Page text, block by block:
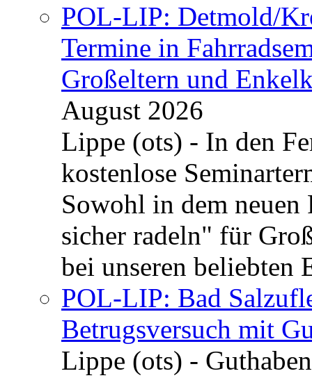
POL-LIP: Detmold/
Termine in
Großeltern und
August 2026
Lippe (ots) - In den
kostenlose
Sowohl in dem neuen
sicher radeln" für
bei unseren beliebten
POL-LIP: Bad
Betrugsversuch mit
Lippe (ots) -